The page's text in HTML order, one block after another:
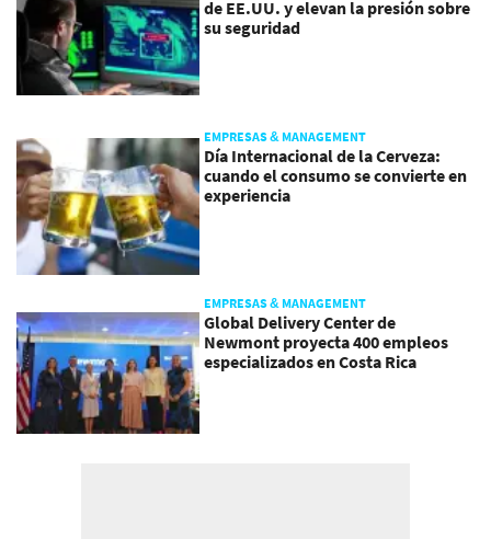
de EE.UU. y elevan la presión sobre
su seguridad
EMPRESAS & MANAGEMENT
Día Internacional de la Cerveza:
cuando el consumo se convierte en
experiencia
EMPRESAS & MANAGEMENT
Global Delivery Center de
Newmont proyecta 400 empleos
especializados en Costa Rica